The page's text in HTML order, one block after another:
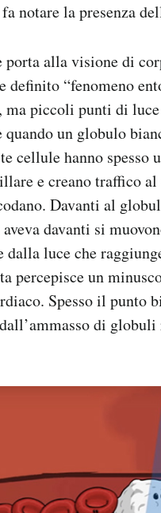
notare la presenza
porta alla visione di
definito “fenomeno
ma piccoli punti di
quando un globulo
cellule hanno
e creano traffico
Davanti al
davanti si
dalla luce che
percepisce un
Spesso il punto
di